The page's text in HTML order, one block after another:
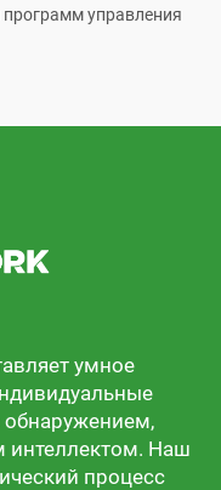
управления
умное
обнаружением,
интеллектом. Наш
процесс